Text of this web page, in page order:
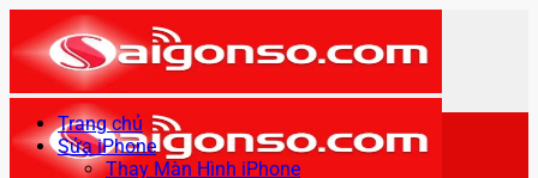
qua
nội
dung
Trang chủ
Sửa iPhone
Thay Màn Hình iPhone